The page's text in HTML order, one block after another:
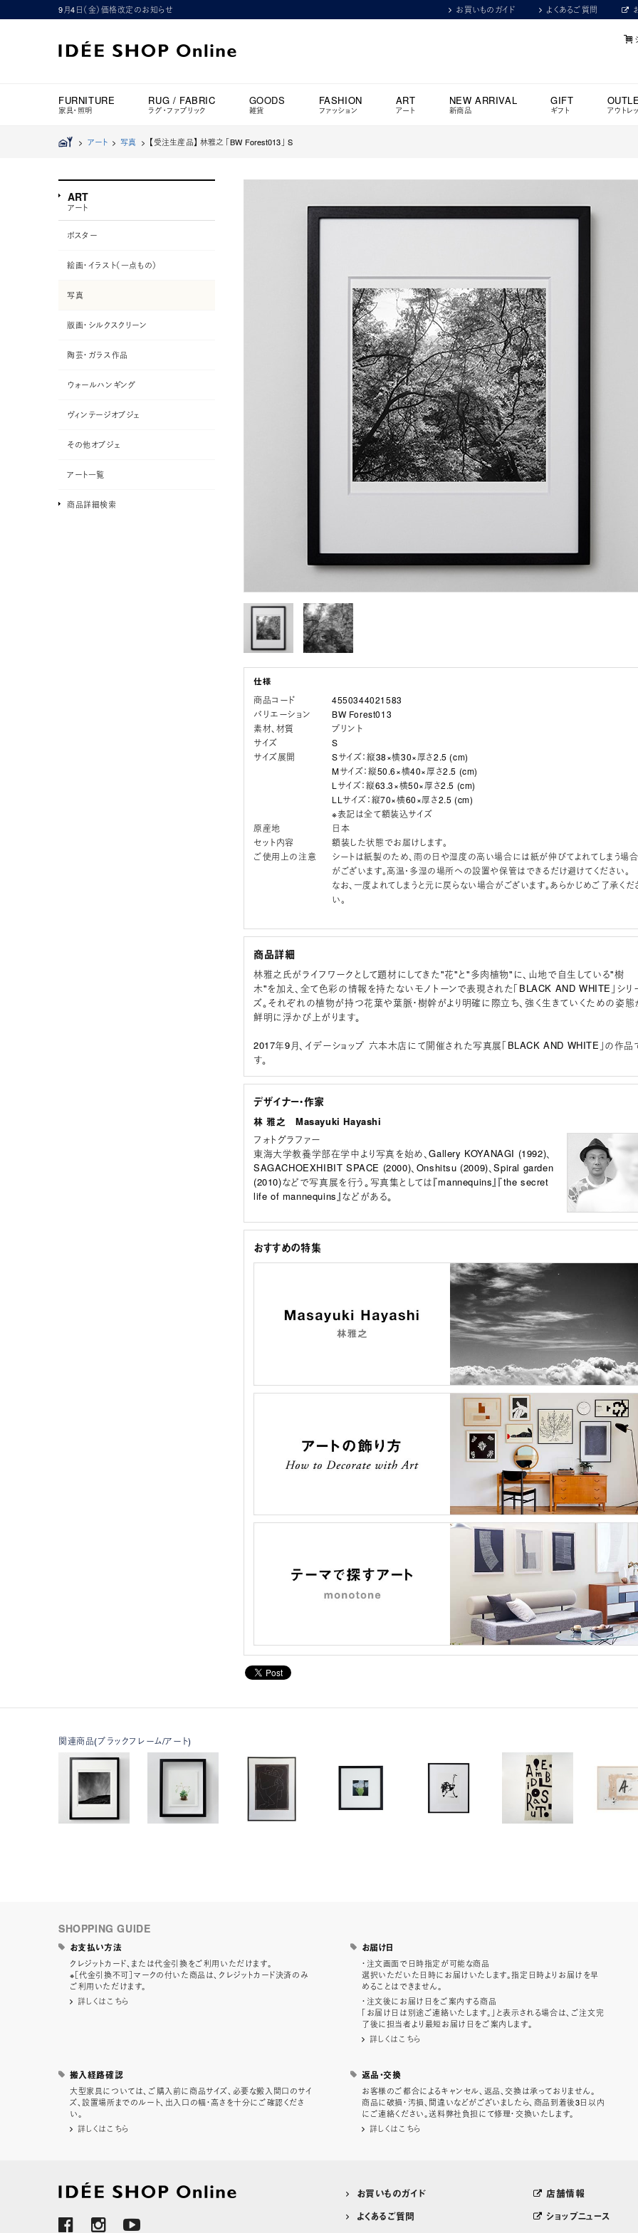
9月4日（金）価格改定のお知らせ お買いものガイド よくあるご質問
FURNITURE
家具・照明
RUG / FABRIC
ラグ・ファブリック
GOODS
雑貨
FASHION
ファッション
ART
アート
NEW ARRIVAL
新商品
GIFT
ギフト アウトレ
> アート>写真 > 【受注生産品】 林雅之 「BW Forest013」 S
商品コード
4550344021583
バリエーション
BW Forest013
素材、材質
プリント
サイズ
S
サイズ展開
Sサイズ：縦38×横30×厚さ2.5 (cm)
Mサイズ：縦50.6×横40×厚さ2.5 (cm)
Lサイズ：縦63.3×横50×厚さ2.5 (cm)
LLサイズ：縦70×横60×厚さ2.5 (cm)
※表記は全て額装込サイズ
原産地
日本
セット内容
額装した状態でお届けします。
ご使用上の注意
シートは紙製のため、雨の日や湿度の高い場合には紙が伸びてよれてしまう場合
がございます。高温・多湿の場所への設置や保管はできるだけ避けてください。
なお、一度よれてしまうと元に戻らない場合がございます。あらかじめご了承くだ
い。
商品詳細
林雅之氏がライフワークとして題材にしてきた"花"と"多肉植物"に、山地で自生している"樹
木"を加え、全て色彩の情報を持たないモノトーンで表現された「BLACK AND WHITE」シリ
ズ。それぞれの植物が持つ花葉や葉脈・樹幹がより明確に際立ち、強く生きていくための姿態
鮮明に浮かび上がります。
2017年9月、イデーショップ 六本木店にて開催された写真展「BLACK AND WHITE」の作品
す。
デザイナー・作家
林 雅之 Masayuki Hayashi
フォトグラファー
東海大学教養学部在学中より写真を始め、Gallery KOYANAGI (1992)、
SAGACHOEXHIBIT SPACE (2000)、Onshitsu (2009)、Spiral garden
(2010)などで写真展を行う。写真集としては『mannequins』『the secret
life of mannequins』などがある。
おすすめの特集
ART
アート
ポスター
絵画・イラスト（一点もの）
写真
版画・シルクスクリーン
陶芸・ガラス作品
ウォールハンギング
ヴィンテージオブジェ
その他オブジェ
アート一覧
商品詳細検索
関連商品(ブラックフレーム/アート)
SHOPPING GUIDE
お支払い方法
クレジットカード、または代金引換をご利用いただけます。
※［代金引換不可］マークの付いた商品は、クレジットカード決済のみ
ご利用いただけます。
詳しくはこちら
お届け日
・注文画面で日時指定が可能な商品
選択いただいた日時にお届けいたします。指定日時よりお届けを早
めることはできません。
・注文後にお届け日をご案内する商品
「お届け日は別途ご連絡いたします。」と表示される場合は、ご注文完
了後に担当者より最短お届け日をご案内します。
詳しくはこちら
搬入経路確認
大型家具については、ご購入前に商品サイズ、必要な搬入間口のサイ
ズ、設置場所までのルート、出入口の幅・高さを十分にご確認くださ
い。
詳しくはこちら
返品・交換
お客様のご都合によるキャンセル、返品、交換は承っておりません。
商品に破損・汚損、間違いなどがございましたら、商品到着後3日以内
にご連絡ください。送料弊社負担にて修理・交換いたします。
詳しくはこちら
お買いものガイド
よくあるご質問
店舗情報
ショップニュース